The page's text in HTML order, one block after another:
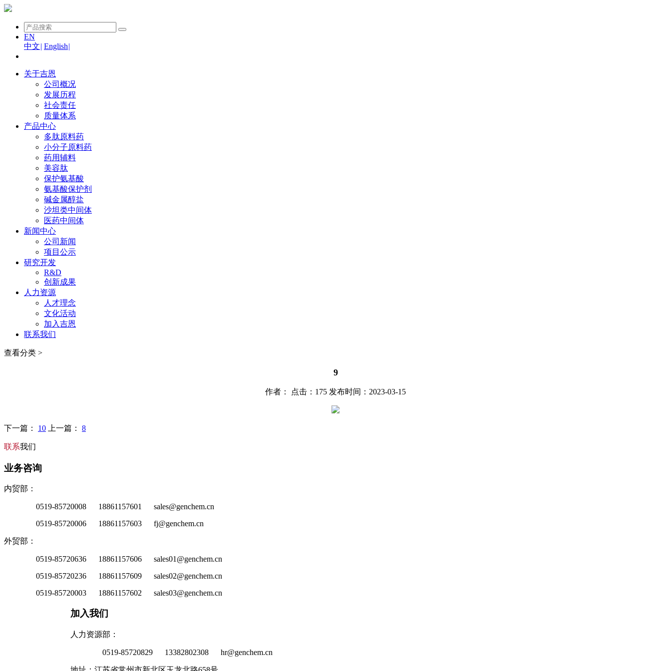
EN
中文| English|
关于吉恩
公司概况
发展历程
社会责任
质量体系
产品中心
多肽原料药
小分子原料药
药用辅料
美容肽
保护氨基酸
氨基酸保护剂
碱金属醇盐
沙坦类中间体
医药中间体
新闻中心
公司新闻
项目公示
研究开发
R&D
创新成果
人力资源
人才理念
文化活动
加入吉恩
联系我们
查看分类 >
9
作者： 点击：175 发布时间：2023-03-15
下一篇： 10 上一篇： 8
联系我们
业务咨询
内贸部：
0519-85720008 18861157601 sales@genchem.cn
0519-85720006 18861157603 fj@genchem.cn
外贸部：
0519-85720636 18861157606 sales01@genchem.cn
0519-85720236 18861157609 sales02@genchem.cn
0519-85720003 18861157602 sales03@genchem.cn
加入我们
人力资源部：
0519-85720829 13382802308 hr@genchem.cn